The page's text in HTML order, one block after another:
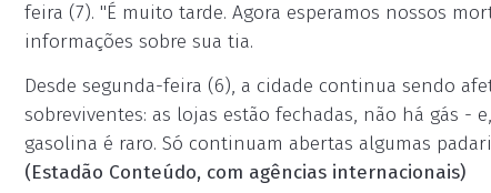
feira (7). "É muito tarde. Agora esperamos nossos
informações sobre sua tia.
Desde segunda-feira (6), a cidade continua sendo
sobreviventes: as lojas estão fechadas, não há gás
gasolina é raro. Só continuam abertas algumas
(Estadão Conteúdo, com agências internacionais)